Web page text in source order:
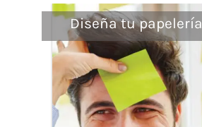
Diseña tu papelería